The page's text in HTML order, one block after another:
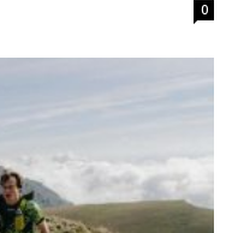
0